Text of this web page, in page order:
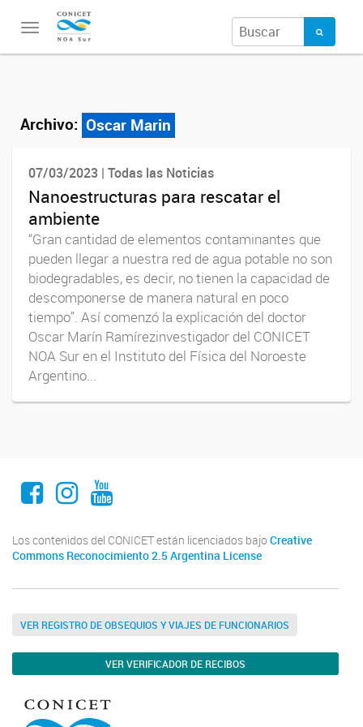
Toggle
navigation
Archivo: Oscar Marin
07/03/2023 | Todas las Noticias
Nanoestructuras para rescatar el
ambiente
“Gran cantidad de elementos contaminantes que
pueden llegar a nuestra red de agua potable no son
biodegradables, es decir, no tienen la capacidad de
descomponerse de manera natural en poco
tiempo”. Así comenzó la explicación del doctor
Oscar Marín Ramírezinvestigador del CONICET
NOA Sur en el Instituto del Física del Noroeste
Argentino...
Facebook
Instagram
Youtube
Los contenidos del CONICET están licenciados bajo Creative
Commons Reconocimiento 2.5 Argentina License
VER REGISTRO DE OBSEQUIOS Y VIAJES DE FUNCIONARIOS
VER VERIFICADOR DE RECIBOS